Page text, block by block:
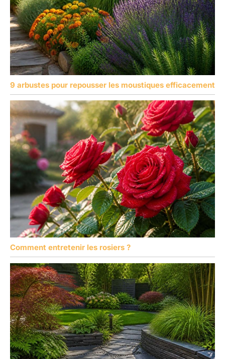
9 arbustes pour repousser les moustiques efficacement
Comment entretenir les rosiers ?